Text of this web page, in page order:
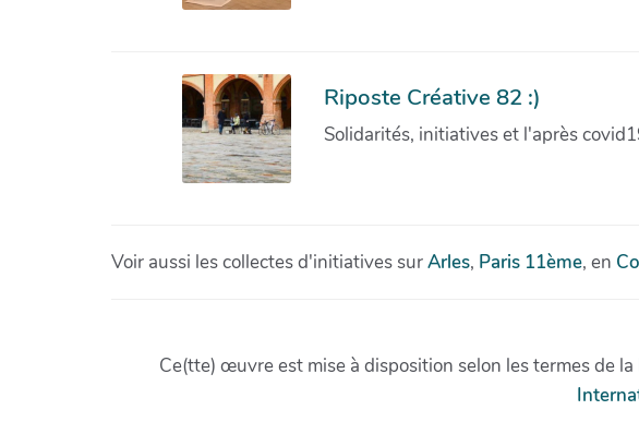
Riposte Créative 82 :)
Solidarités, initiatives et l'après
Voir aussi les collectes d'initiatives surArles, Paris 11ème, en
Ce(tte) œuvre est mise à disposition selon les termes de la